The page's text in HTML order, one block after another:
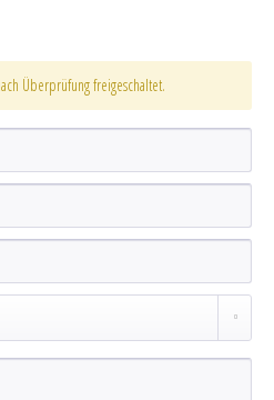
Überprüfung freigeschaltet.